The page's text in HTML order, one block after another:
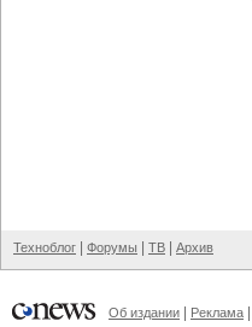
Техноблог Форумы ТВ Архив
Об издании Реклама